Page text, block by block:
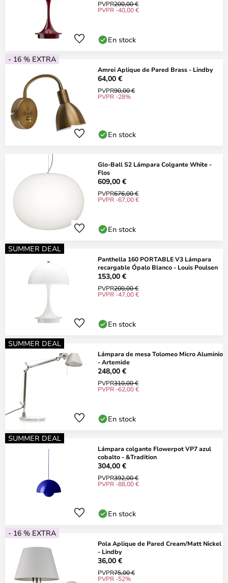
PVPR200,00 €
PVPR -40,00 €
En stock
- 16 % EXTRA
Amrei Aplique de Pared Brass - Lindby
64,00 €
PVPR90,00 €
PVPR -28%
En stock
Glo-Ball S2 Lámpara Colgante White -
Flos
609,00 €
PVPR676,00 €
PVPR -67,00 €
En stock
SUMMER DEAL
Panthella 160 PORTABLE V3 Lámpara
recargable Ópalo Blanco - Louis Poulsen
153,00 €
PVPR200,00 €
PVPR -47,00 €
En stock
SUMMER DEAL
Lámpara de mesa Tolomeo Micro Aluminio
- Artemide
248,00 €
PVPR310,00 €
PVPR -62,00 €
En stock
SUMMER DEAL
Lámpara colgante Flowerpot VP7 azul
cobalto - &Tradition
304,00 €
PVPR392,00 €
PVPR -88,00 €
En stock
- 16 % EXTRA
Pola Aplique de Pared Cream/Matt Nickel
- Lindby
36,00 €
PVPR75,00 €
PVPR -52%